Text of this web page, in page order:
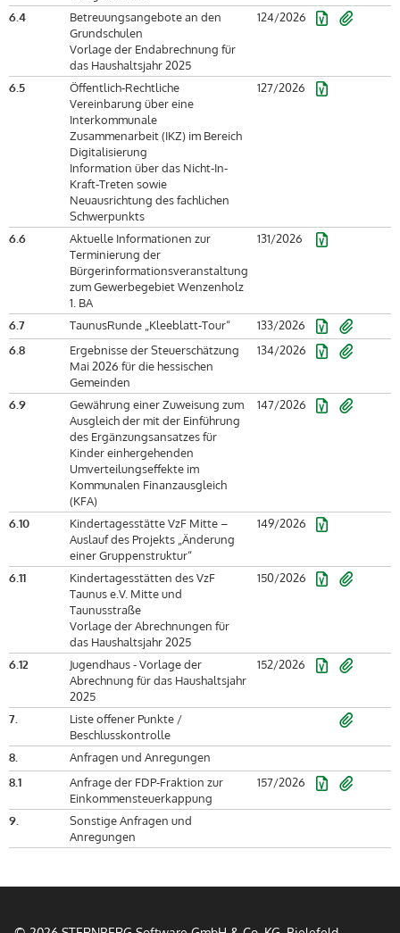
6.4
Betreuungsangebote an den
Grundschulen
Vorlage der Endabrechnung für
das Haushaltsjahr 2025
124/2026
6.5
Öffentlich-Rechtliche
Vereinbarung über eine
Interkommunale
Zusammenarbeit (IKZ) im Bereich
Digitalisierung
Information über das Nicht-In-
Kraft-Treten sowie
Neuausrichtung des fachlichen
Schwerpunkts
127/2026
6.6
Aktuelle Informationen zur
Terminierung der
Bürgerinformationsveranstaltung
zum Gewerbegebiet Wenzenholz
1. BA
131/2026
6.7 TaunusRunde „Kleeblatt-Tour“
133/2026
6.8
Ergebnisse der Steuerschätzung
Mai 2026 für die hessischen
Gemeinden
134/2026
6.9
Gewährung einer Zuweisung zum
Ausgleich der mit der Einführung
des Ergänzungsansatzes für
Kinder einhergehenden
Umverteilungseffekte im
Kommunalen Finanzausgleich
(KFA)
147/2026
6.10
Kindertagesstätte VzF Mitte –
Auslauf des Projekts „Änderung
einer Gruppenstruktur“
149/2026
6.11
Kindertagesstätten des VzF
Taunus e.V. Mitte und
Taunusstraße
Vorlage der Abrechnungen für
das Haushaltsjahr 2025
150/2026
6.12
Jugendhaus - Vorlage der
Abrechnung für das Haushaltsjahr
2025
152/2026
7.
Liste offener Punkte /
Beschlusskontrolle
8.
Anfragen und Anregungen
8.1
Anfrage der FDP-Fraktion zur
Einkommensteuerkappung
157/2026
9.
Sonstige Anfragen und
Anregungen